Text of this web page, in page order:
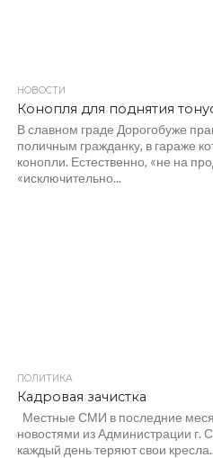
НОВОСТИ
Конопля для поднятия
В славном граде Дорогобуже
поличным гражданку, в гараже
конопли. Естественно, «не на
«исключительно...
ПОЛИТИКА
Кадровая зачистка
Местные СМИ в последние
новостями из Администрации г.
каждый день теряют свои